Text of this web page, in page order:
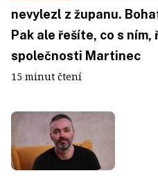
nevylezl z županu.
Pak ale řešíte, co s
společnosti Martinec
15 minut čtení